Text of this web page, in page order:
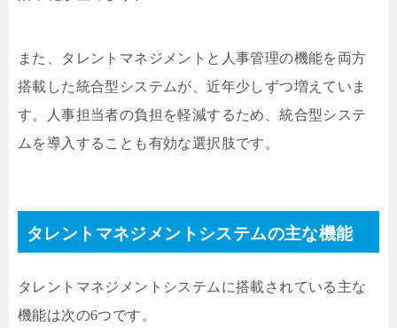
また、タレントマネジメントと人事管理の機能を両方
搭載した統合型システムが、近年少しずつ増えていま
す。人事担当者の負担を軽減するため、統合型システ
ムを導入することも有効な選択肢です。
タレントマネジメントシステムの主な機能
タレントマネジメントシステムに搭載されている主な
機能は次の6つです。